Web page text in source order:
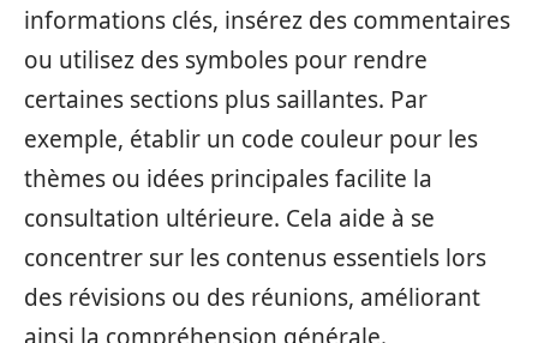
informations clés, insérez des commentaires
ou utilisez des symboles pour rendre
certaines sections plus saillantes. Par
exemple, établir un code couleur pour les
thèmes ou idées principales facilite la
consultation ultérieure. Cela aide à se
concentrer sur les contenus essentiels lors
des révisions ou des réunions, améliorant
ainsi la compréhension générale.